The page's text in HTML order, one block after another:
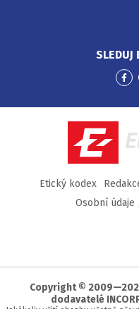
SLEDUJ
Etický kodex
Osobní údaje
Copyright © 2009—2026
dodavatelé